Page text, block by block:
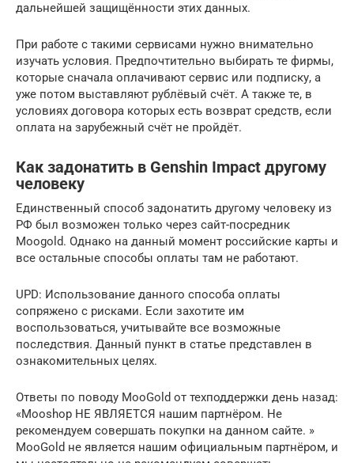
дальнейшей защищённости этих данных.
При работе с такими сервисами нужно внимательно
изучать условия. Предпочтительно выбирать те фирмы,
которые сначала оплачивают сервис или подписку, а
уже потом выставляют рублёвый счёт. А также те, в
условиях договора которых есть возврат средств, если
оплата на зарубежный счёт не пройдёт.
Как задонатить в Genshin Impact другому
человеку
Единственный способ задонатить другому человеку из
РФ был возможен только через сайт-посредник
Moogold. Однако на данный момент российские карты и
все остальные способы оплаты там не работают.
UPD: Использование данного способа оплаты
сопряжено с рисками. Если захотите им
воспользоваться, учитывайте все возможные
последствия. Данный пункт в статье представлен в
ознакомительных целях.
Ответы по поводу MooGold от техподдержки день назад:
«Mooshop НЕ ЯВЛЯЕТСЯ нашим партнёром. Не
рекомендуем совершать покупки на данном сайте. »
MooGold не является нашим официальным партнёром, и